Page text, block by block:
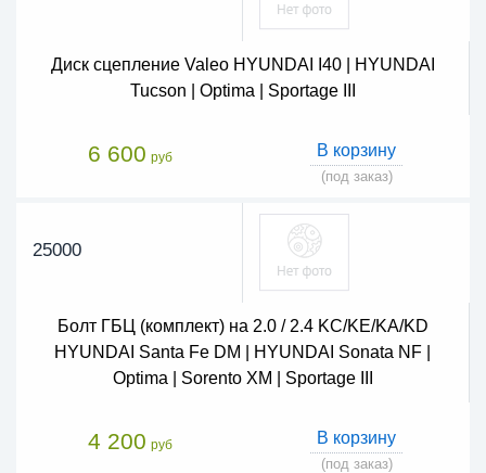
Диск сцепление Valeo HYUNDAI I40 | HYUNDAI
Tucson | Optima | Sportage III
6 600 руб В корзину
(под заказ)
25000
Болт ГБЦ (комплект) на 2.0 / 2.4 KC/KE/KA/KD
HYUNDAI Santa Fe DM | HYUNDAI Sonata NF |
Optima | Sorento XM | Sportage III
4 200 руб В корзину
(под заказ)